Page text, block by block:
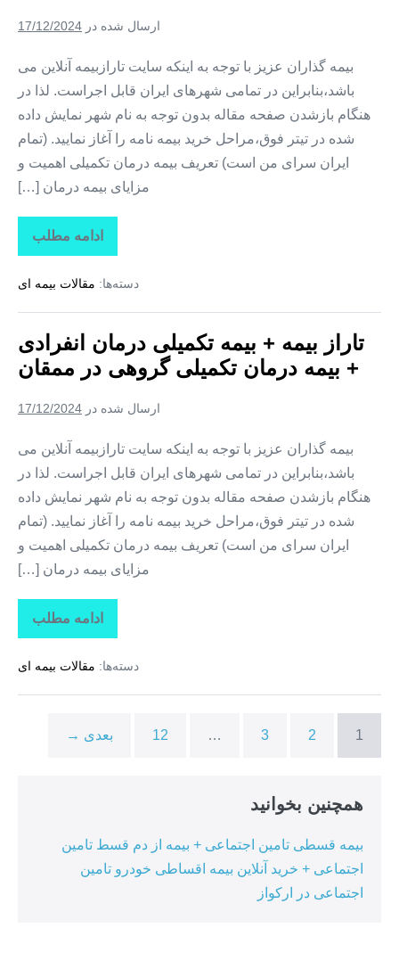
وایقان
ارسال شده در 17/12/2024
بیمه گذاران عزیز با توجه به اینکه سایت تارازبیمه آنلاین می
باشد،بنابراین در تمامی شهرهای ایران قابل اجراست. لذا در
هنگام بازشدن صفحه مقاله بدون توجه به نام شهر نمایش داده
شده در تیتر فوق،مراحل خرید بیمه نامه را آغاز نمایید. (تمام
ایران سرای من است) تعریف بیمه درمان تکمیلی اهمیت و
مزایای بیمه درمان […]
ادامه مطلب
تاراز
بیمه
بیمه
درمان
+
بیمه
درمان
در
دسته‌ها: مقالات بیمه ای
تاراز بیمه + بیمه تکمیلی درمان انفرادی
+ بیمه درمان تکمیلی گروهی در ممقان
ارسال شده در 17/12/2024
بیمه گذاران عزیز با توجه به اینکه سایت تارازبیمه آنلاین می
باشد،بنابراین در تمامی شهرهای ایران قابل اجراست. لذا در
هنگام بازشدن صفحه مقاله بدون توجه به نام شهر نمایش داده
شده در تیتر فوق،مراحل خرید بیمه نامه را آغاز نمایید. (تمام
ایران سرای من است) تعریف بیمه درمان تکمیلی اهمیت و
مزایای بیمه درمان […]
ادامه مطلب
تاراز
بیمه
بیمه
درمان
بیمه
دسته‌ها: مقالات بیمه ای
1
2
3
…
12 بعدی →
همچنین بخوانید
بیمه قسطی تامین اجتماعی + بیمه از دم قسط تامین
اجتماعی + خرید آنلاین بیمه اقساطی خودرو تامین
اجتماعی در ارکواز